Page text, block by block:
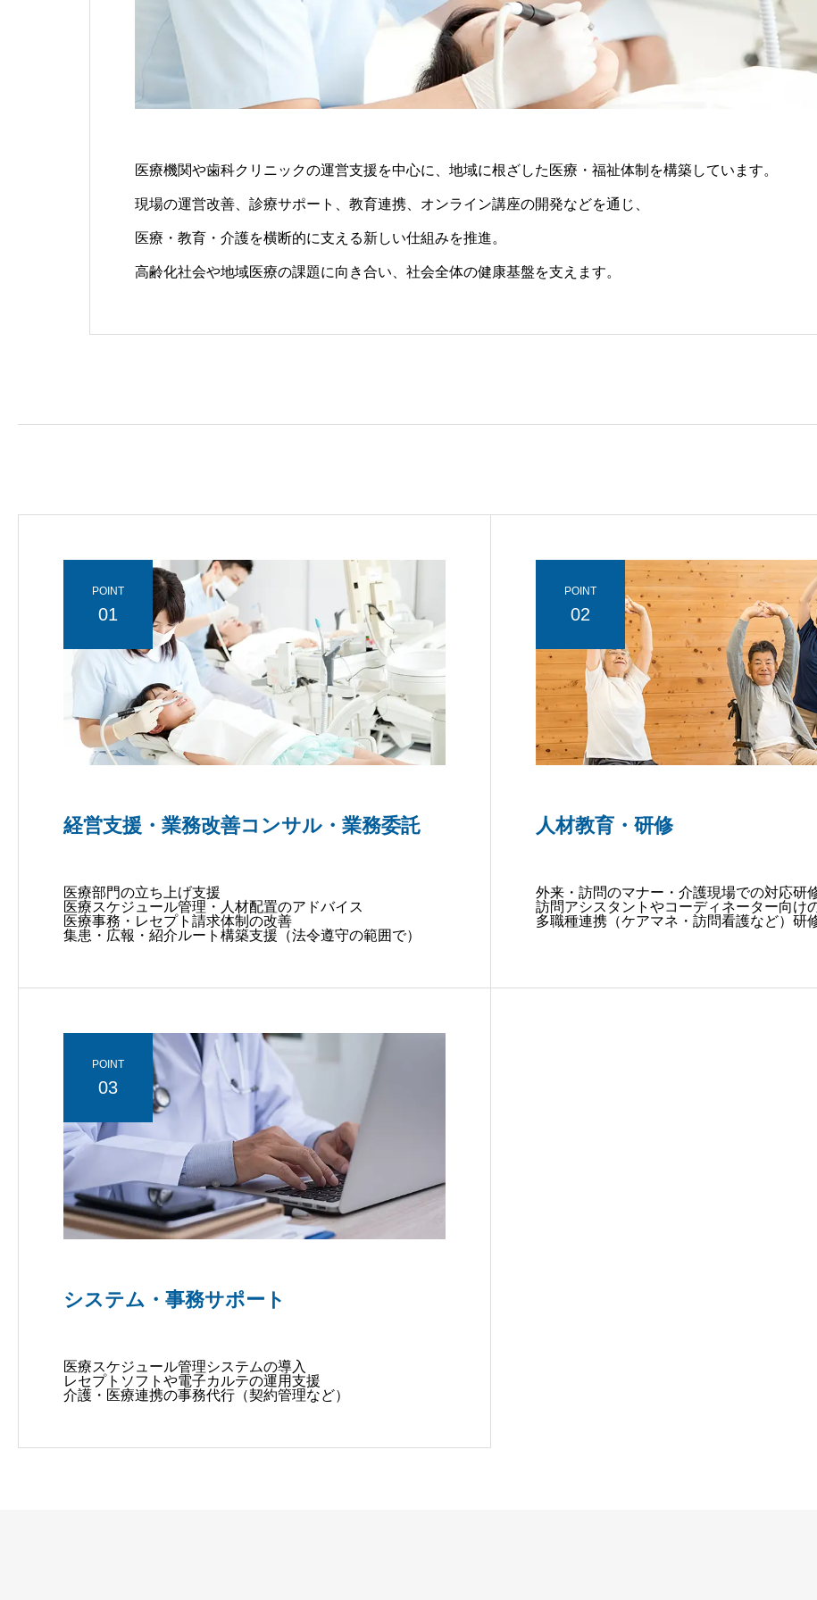
医療機関や歯科クリニックの運営支援を中心に、地域に根ざした医療・福祉体制を構築しています。
現場の運営改善、診療サポート、教育連携、オンライン講座の開発などを通じ、
医療・教育・介護を横断的に支える新しい仕組みを推進。
高齢化社会や地域医療の課題に向き合い、社会全体の健康基盤を支えます。
POINT
01
経営支援・業務改善コンサル・業務委託
医療部門の立ち上げ支援
医療スケジュール管理・人材配置のアドバイス
医療事務・レセプト請求体制の改善
集患・広報・紹介ルート構築支援（法令遵守の範囲で）
POINT
02
人材教育・研修
外来・訪問のマナー・介護現場での対応研
訪問アシスタントやコーディネーター向け
多職種連携（ケアマネ・訪問看護など）研
POINT
03
システム・事務サポート
医療スケジュール管理システムの導入
レセプトソフトや電子カルテの運用支援
介護・医療連携の事務代行（契約管理など）